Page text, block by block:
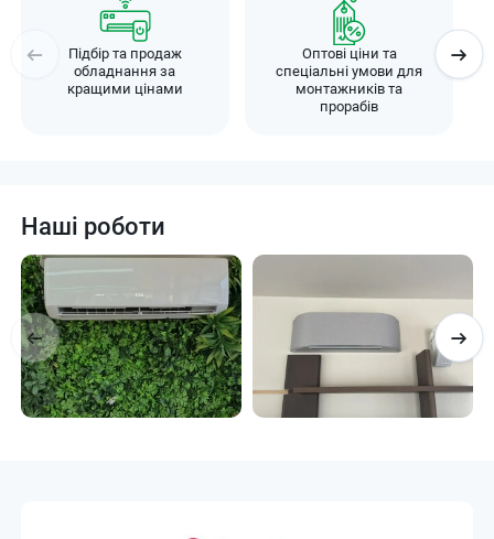
Підбір та продаж
обладнання за
кращими цінами
Оптові ціни та
спеціальні умови для
монтажників та
прорабів
Наші роботи